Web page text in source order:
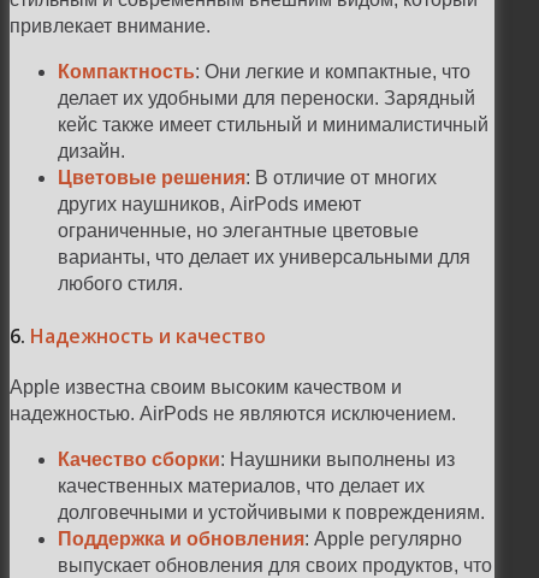
привлекает внимание.
Компактность: Они легкие и компактные, что
делает их удобными для переноски. Зарядный
кейс также имеет стильный и минималистичный
дизайн.
Цветовые решения: В отличие от многих
других наушников, AirPods имеют
ограниченные, но элегантные цветовые
варианты, что делает их универсальными для
любого стиля.
6. Надежность и качество
Apple известна своим высоким качеством и
надежностью. AirPods не являются исключением.
Качество сборки: Наушники выполнены из
качественных материалов, что делает их
долговечными и устойчивыми к повреждениям.
Поддержка и обновления: Apple регулярно
выпускает обновления для своих продуктов, что